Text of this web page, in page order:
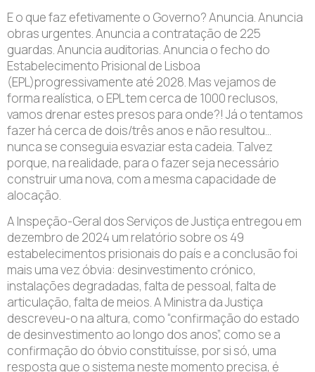
E o que faz efetivamente o Governo? Anuncia. Anuncia
obras urgentes. Anuncia a contratação de 225
guardas. Anuncia auditorias. Anuncia o fecho do
Estabelecimento Prisional de Lisboa
(EPL)progressivamente até 2028. Mas vejamos de
forma realística, o EPL tem cerca de 1000 reclusos,
vamos drenar estes presos para onde?! Já o tentamos
fazer há cerca de dois/três anos e não resultou…
nunca se conseguia esvaziar esta cadeia. Talvez
porque, na realidade, para o fazer seja necessário
construir uma nova, com a mesma capacidade de
alocação.
A Inspeção-Geral dos Serviços de Justiça entregou em
dezembro de 2024 um relatório sobre os 49
estabelecimentos prisionais do país e a conclusão foi
mais uma vez óbvia: desinvestimento crónico,
instalações degradadas, falta de pessoal, falta de
articulação, falta de meios. A Ministra da Justiça
descreveu-o na altura, como “confirmação do estado
de desinvestimento ao longo dos anos”, como se a
confirmação do óbvio constituísse, por si só, uma
resposta que o sistema neste momento precisa, é